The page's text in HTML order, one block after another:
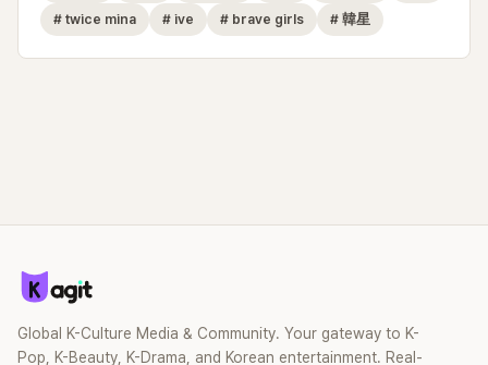
# twice mina # ive # brave girls # 韓星
Global K-Culture Media & Community. Your gateway to K-
Pop, K-Beauty, K-Drama, and Korean entertainment. Real-